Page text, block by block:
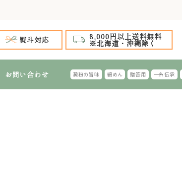
熨斗対応 8,000円以上送料無料
※北海道・沖縄除く
お問い合わせ 澱粉の旨味 細めん 贈答用 一糸伝承